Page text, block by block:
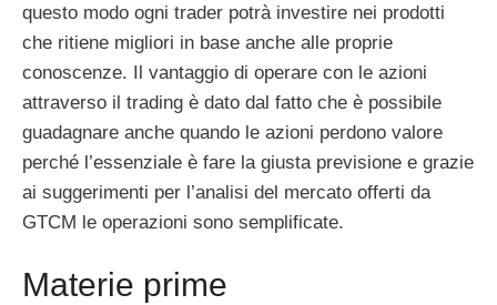
questo modo ogni trader potrà investire nei prodotti
che ritiene migliori in base anche alle proprie
conoscenze. Il vantaggio di operare con le azioni
attraverso il trading è dato dal fatto che è possibile
guadagnare anche quando le azioni perdono valore
perché l’essenziale è fare la giusta previsione e grazie
ai suggerimenti per l’analisi del mercato offerti da
GTCM le operazioni sono semplificate.
Materie prime